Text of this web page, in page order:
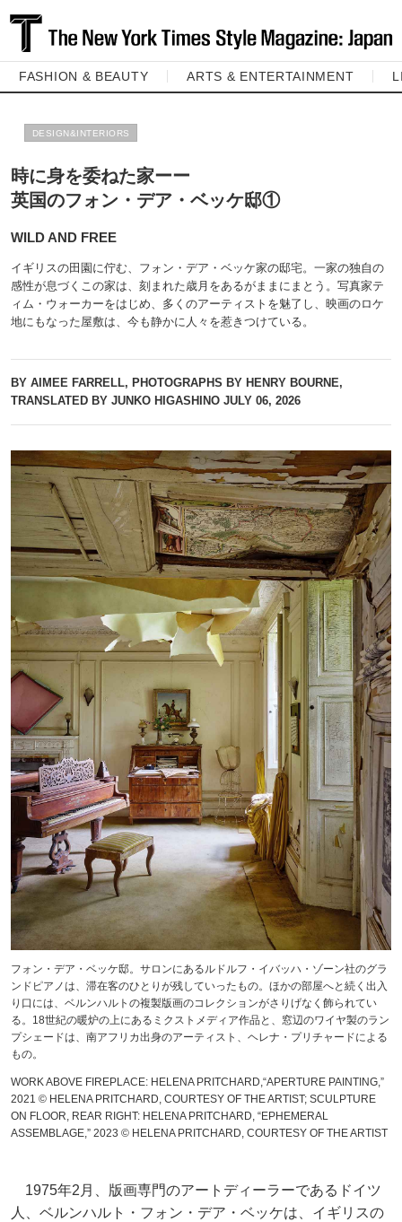
FASHION & BEAUTY ARTS & ENTERTAINMENT
DESIGN&INTERIORS
時に身を委ねた家ーー
英国のフォン・デア・ベッケ邸①
WILD AND FREE
イギリスの田園に佇む、フォン・デア・ベッケ家の邸宅。一家の独自の
感性が息づくこの家は、刻まれた歳月をあるがままにまとう。写真家テ
ィム・ウォーカーをはじめ、多くのアーティストを魅了し、映画のロケ
地にもなった屋敷は、今も静かに人々を惹きつけている。
BY AIMEE FARRELL, PHOTOGRAPHS BY HENRY BOURNE,
TRANSLATED BY JUNKO HIGASHINO JULY 06, 2026
フォン・デア・ベッケ邸。サロンにあるルドルフ・イバッハ・ゾーン社のグラ
ンドピアノは、滞在客のひとりが残していったもの。ほかの部屋へと続く出入
り口には、ベルンハルトの複製版画のコレクションがさりげなく飾られてい
る。18世紀の暖炉の上にあるミクストメディア作品と、窓辺のワイヤ製のラン
プシェードは、南アフリカ出身のアーティスト、ヘレナ・プリチャードによる
もの。
WORK ABOVE FIREPLACE: HELENA PRITCHARD,“APERTURE PAINTING,”
2021 © HELENA PRITCHARD, COURTESY OF THE ARTIST; SCULPTURE
ON FLOOR, REAR RIGHT: HELENA PRITCHARD, “EPHEMERAL
ASSEMBLAGE,” 2023 © HELENA PRITCHARD, COURTESY OF THE ARTIST
1975年2月、版画専門のアートディーラーであるドイツ
人、ベルンハルト・フォン・デア・ベッケは、イギリスの